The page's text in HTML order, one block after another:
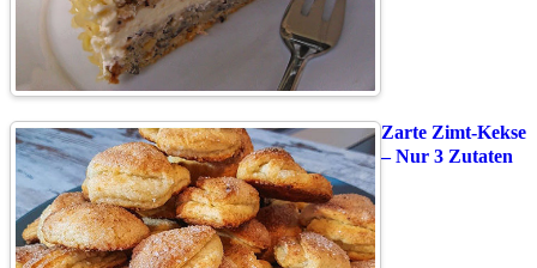
Zarte Zimt-Kekse
– Nur 3 Zutaten